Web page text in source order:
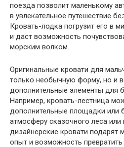
поезда позволит маленькому
в увлекательное путешествие
Кровать-лодка погрузит его в
и даст возможность
морским волком.
Оригинальные кровати для
только необычную форму, но и
дополнительные элементы для
Например, кровать-лестница
дополнительные площадки или
атмосферу сказочного леса или
дизайнерские кровати подарят
опыт и возможность